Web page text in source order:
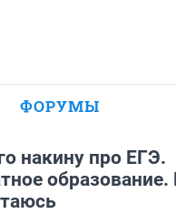
ФОРУМЫ
накину про ЕГЭ.
образование.